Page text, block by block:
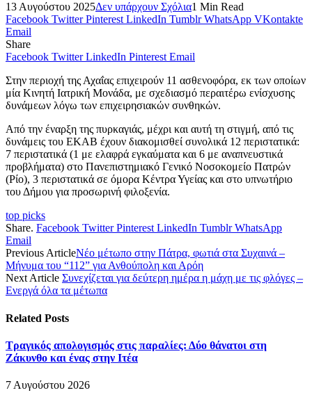
13 Αυγούστου 2025Δεν υπάρχουν Σχόλια1 Min Read
Facebook Twitter Pinterest LinkedIn Tumblr WhatsApp VKontakte
Email
Share
Facebook Twitter LinkedIn Pinterest Email
Στην περιοχή της Αχαΐας επιχειρούν 11 ασθενοφόρα, εκ των οποίων
μία Κινητή Ιατρική Μονάδα, με σχεδιασμό περαιτέρω ενίσχυσης
δυνάμεων λόγω των επιχειρησιακών συνθηκών.
Από την έναρξη της πυρκαγιάς, μέχρι και αυτή τη στιγμή, από τις
δυνάμεις του ΕΚΑΒ έχουν διακομισθεί συνολικά 12 περιστατικά:
7 περιστατικά (1 με ελαφρά εγκαύματα και 6 με αναπνευστικά
προβλήματα) στο Πανεπιστημιακό Γενικό Νοσοκομείο Πατρών
(Ρίο), 3 περιστατικά σε όμορα Κέντρα Υγείας και στο υπνωτήριο
του Δήμου για προσωρινή φιλοξενία.
top picks
Share. Facebook Twitter Pinterest LinkedIn Tumblr WhatsApp
Email
Previous ArticleΝέο μέτωπο στην Πάτρα, φωτιά στα Συχαινά –
Μήνυμα του “112” για Ανθούπολη και Αρόη
Next Article Συνεχίζεται για δεύτερη ημέρα η μάχη με τις φλόγες –
Ενεργά όλα τα μέτωπα
Related Posts
Τραγικός απολογισμός στις παραλίες: Δύο θάνατοι στη
Ζάκυνθο και ένας στην Ιτέα
7 Αυγούστου 2026